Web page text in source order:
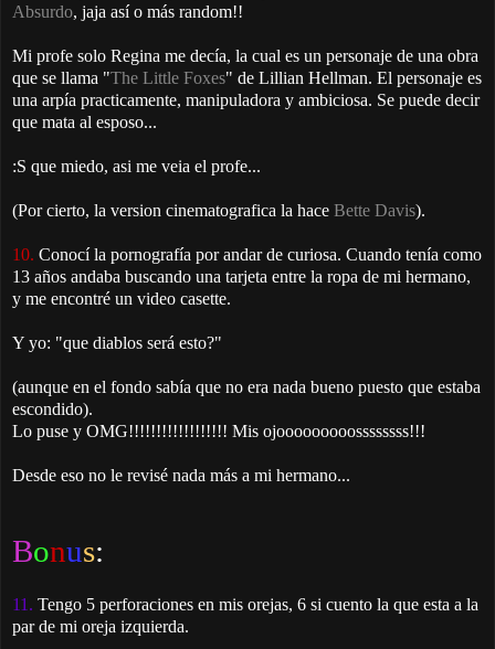
Absurdo, jaja así o más random!!
Mi profe solo Regina me decía, la cual es un personaje de una obra
que se llama "The Little Foxes" de Lillian Hellman. El personaje es
una arpía practicamente, manipuladora y ambiciosa. Se puede decir
que mata al esposo...
:S que miedo, asi me veia el profe...
(Por cierto, la version cinematografica la hace Bette Davis).
10. Conocí la pornografía por andar de curiosa. Cuando tenía como
13 años andaba buscando una tarjeta entre la ropa de mi hermano,
y me encontré un video casette.
Y yo: "que diablos será esto?"
(aunque en el fondo sabía que no era nada bueno puesto que estaba
escondido).
Lo puse y OMG!!!!!!!!!!!!!!!!!! Mis ojooooooooossssssss!!!
Desde eso no le revisé nada más a mi hermano...
Bonus:
11. Tengo 5 perforaciones en mis orejas, 6 si cuento la que esta a la
par de mi oreja izquierda.